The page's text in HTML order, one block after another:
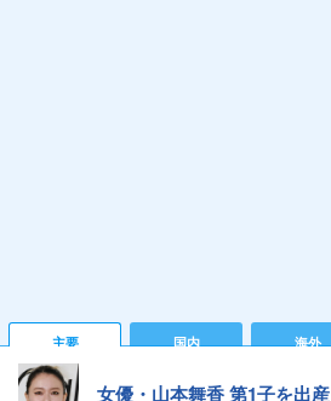
主要 国内 海外
女優・山本舞香 第1子を出産